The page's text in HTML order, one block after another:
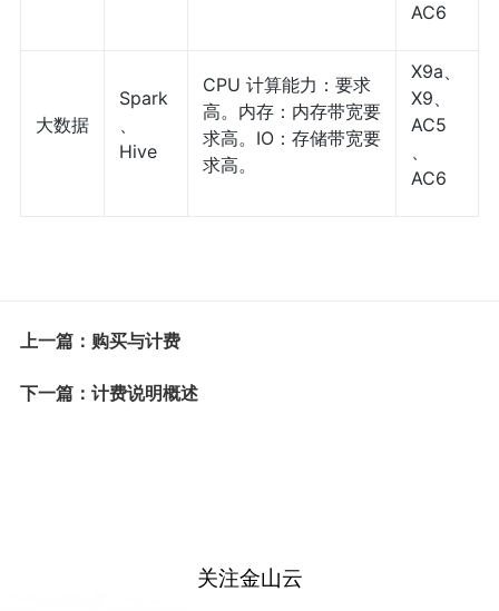
AC6
大数据
Spark
、
Hive
CPU 计算能力：要求
高。内存：内存带宽要
求高。IO：存储带宽要
求高。
X9a、
X9、
AC5
、
AC6
上一篇：购买与计费
下一篇：计费说明概述
关注金山云